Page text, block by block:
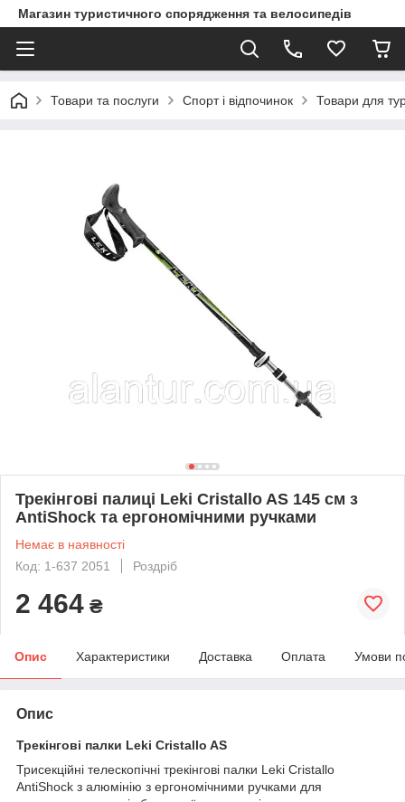
Магазин туристичного спорядження та велосипедів
Товари та послуги Спорт і відпочинок Товари для
Трекінгові палиці Leki Cristallo AS 145 см з
AntiShock та ергономічними ручками
Немає в наявності
Код: 1-637 2051
Роздріб
2 464 ₴
Опис Характеристики Доставка Оплата Умови
Опис
Трекінгові палки Leki Cristallo AS
Трисекційні телескопічні трекінгові палки Leki Cristallo
AntiShock з алюмінію з ергономічними ручками для